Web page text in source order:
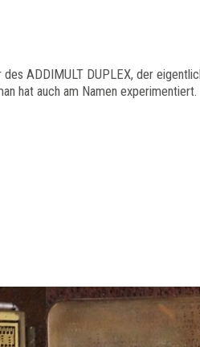
ADDIMULT DUPLEX, der
hat auch am Namen experimentiert.